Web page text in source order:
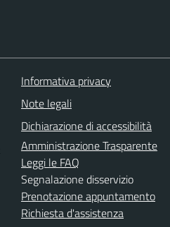
Informativa privacy
Note legali
Dichiarazione di accessibilità
Amministrazione Trasparente
Leggi le FAQ
Segnalazione disservizio
Prenotazione appuntamento
Richiesta d'assistenza